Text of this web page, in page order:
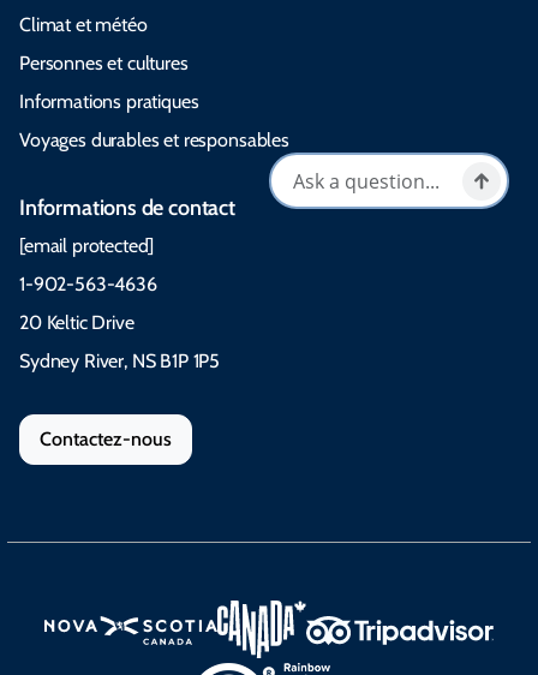
Climat et météo
Personnes et cultures
Informations pratiques
Voyages durables et responsables
Informations de contact
[email protected]
1-902-563-4636
20 Keltic Drive
Sydney River, NS B1P 1P5
Contactez-nous